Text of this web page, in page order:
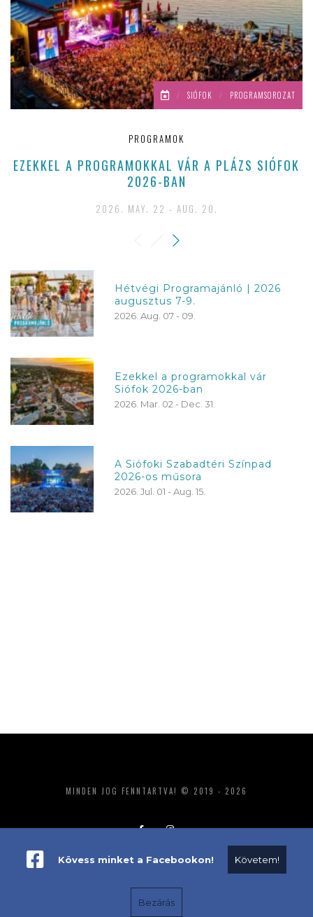
/ SIÓFOK / PROGRAMSOROZAT
PROGRAMOK
EZEKKEL A PROGRAMOKKAL VÁR A PLÁZS SIÓFOK
2026-BAN
2026. MAY. 22 - AUG. 20.
Hétvégi Programajánló | 2026
augusztus 7-9.
2026. Aug. 07 - 09.
Ezekkel a programokkal vár
Siófok 2026-ban
2026. Mar. 02 - Dec. 31.
A Siófoki Szabadtéri Színpad
2026-os műsora
2026. Jul. 01 - Aug. 15.
MINDEN JOG FENNTARTVA! © 2019 - 2026
ADATKEZELÉS IMPRESSZUM MÉDIAAJÁNLAT
Kövess minket a Facebookon! Követem!
Bezárás